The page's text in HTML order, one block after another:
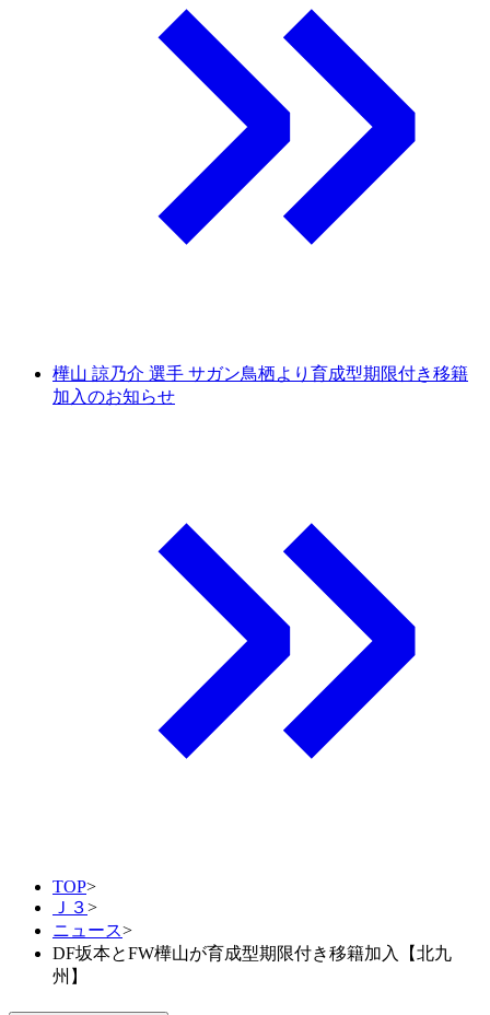
樺山 諒乃介 選手 サガン鳥栖より育成型期限付き移籍
加入のお知らせ
TOP>
Ｊ３>
ニュース>
DF坂本とFW樺山が育成型期限付き移籍加入【北九
州】